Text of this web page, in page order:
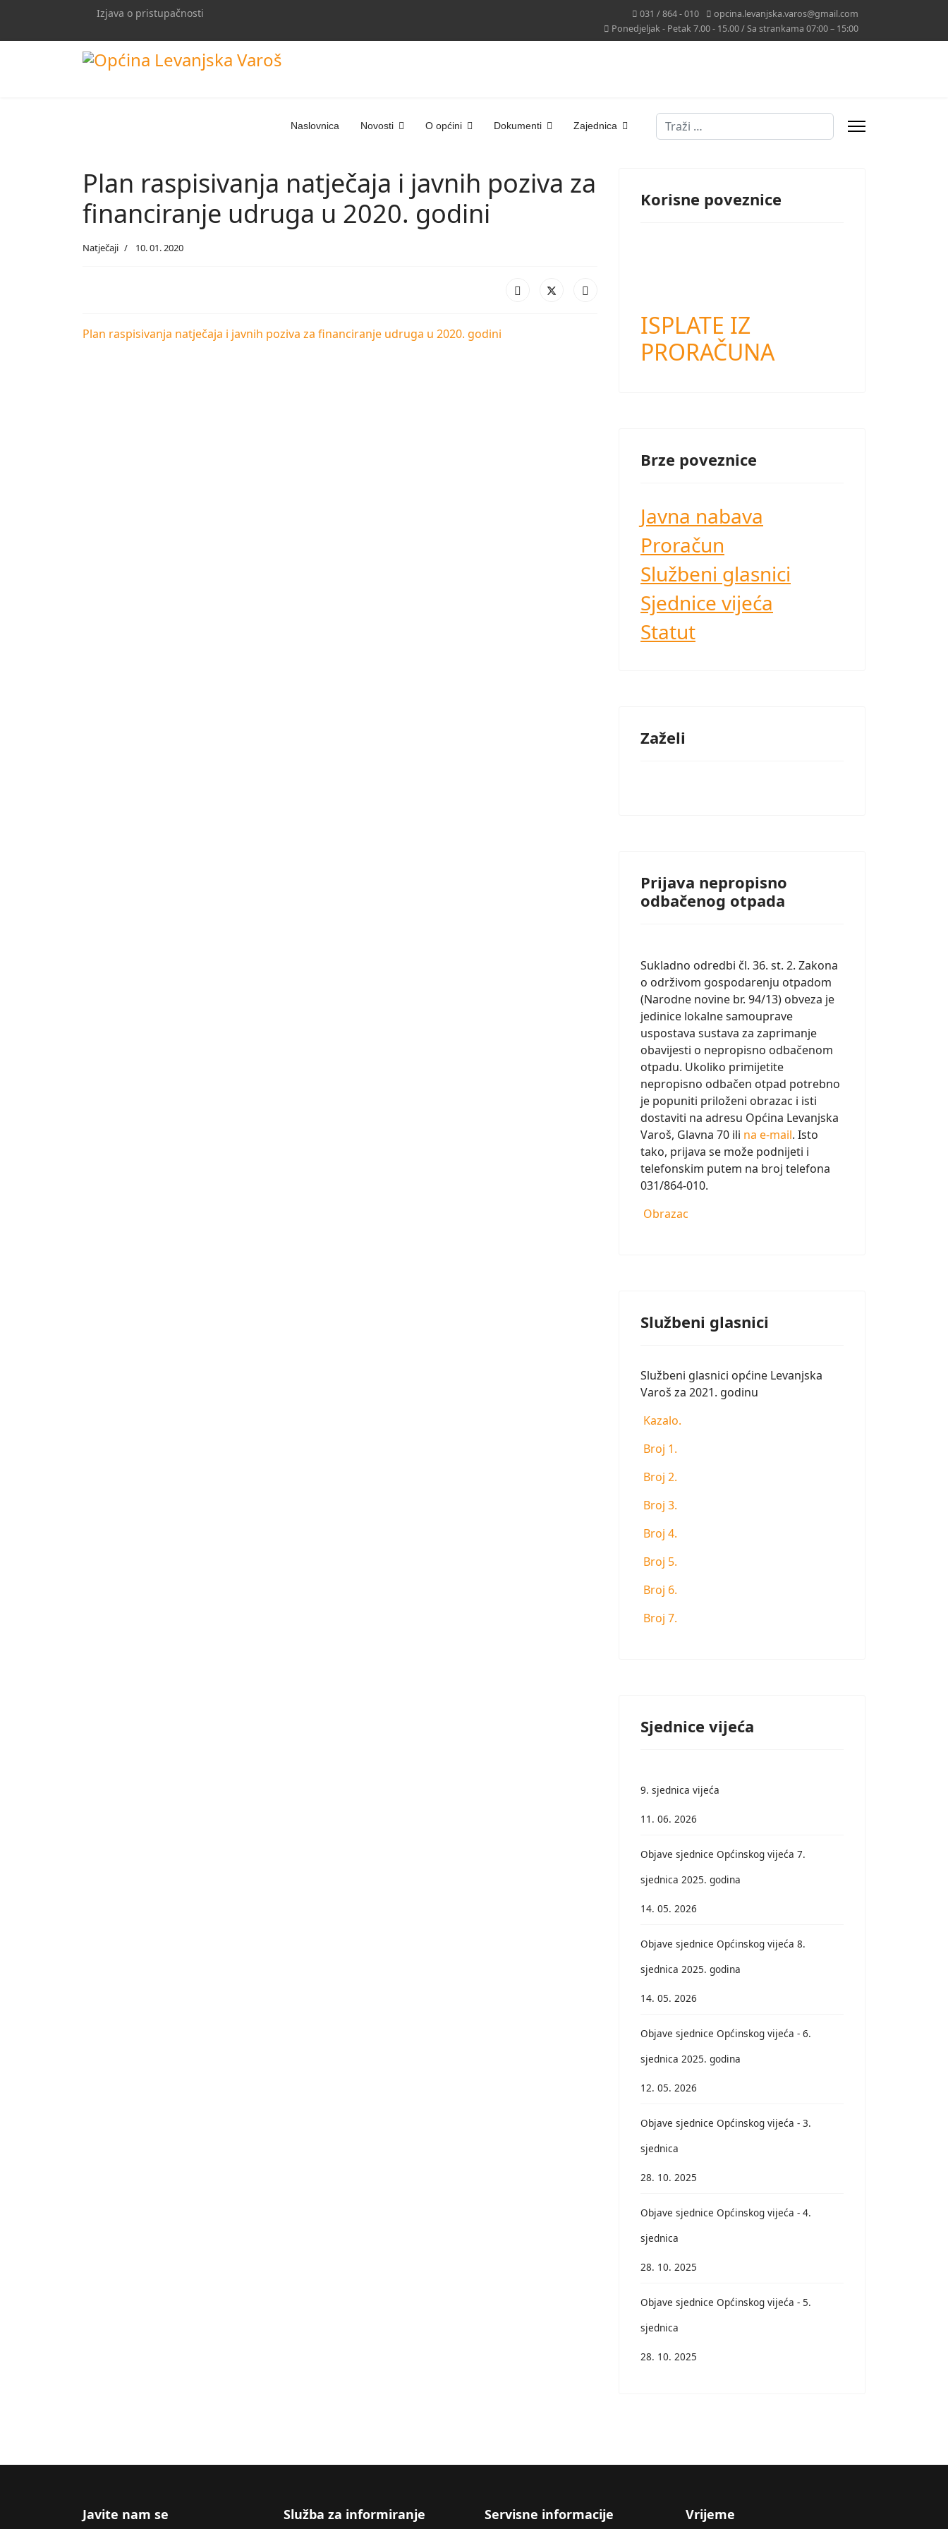
Izjava o pristupačnosti 031 / 864 - 010
opcina.levanjska.varos@gmail.com
Ponedjeljak - Petak 7.00 - 15.00 / Sa strankama 07:00 – 15:00
Naslovnica Novosti O općini Dokumenti Zajednica Traži
Plan raspisivanja natječaja i javnih poziva za
financiranje udruga u 2020. godini
Natječaji 10. 01. 2020
Plan raspisivanja natječaja i javnih poziva za financiranje udruga u 2020. godini
Korisne poveznice
ISPLATE IZ
PRORAČUNA
Brze poveznice
Javna nabava
Proračun
Službeni glasnici
Sjednice vijeća
Statut
Zaželi
Prijava nepropisno
odbačenog otpada
Sukladno odredbi čl. 36. st. 2. Zakona
o održivom gospodarenju otpadom
(Narodne novine br. 94/13) obveza je
jedinice lokalne samouprave
uspostava sustava za zaprimanje
obavijesti o nepropisno odbačenom
otpadu. Ukoliko primijetite
nepropisno odbačen otpad potrebno
je popuniti priloženi obrazac i isti
dostaviti na adresu Općina Levanjska
Varoš, Glavna 70 ili na e-mail. Isto
tako, prijava se može podnijeti i
telefonskim putem na broj telefona
031/864-010.
Obrazac
Službeni glasnici
Službeni glasnici općine Levanjska
Varoš za 2021. godinu
Kazalo.
Broj 1.
Broj 2.
Broj 3.
Broj 4.
Broj 5.
Broj 6.
Broj 7.
Sjednice vijeća
9. sjednica vijeća
11. 06. 2026
Objave sjednice Općinskog vijeća 7.
sjednica 2025. godina
14. 05. 2026
Objave sjednice Općinskog vijeća 8.
sjednica 2025. godina
14. 05. 2026
Objave sjednice Općinskog vijeća - 6.
sjednica 2025. godina
12. 05. 2026
Objave sjednice Općinskog vijeća - 3.
sjednica
28. 10. 2025
Objave sjednice Općinskog vijeća - 4.
sjednica
28. 10. 2025
Objave sjednice Općinskog vijeća - 5.
sjednica
28. 10. 2025
Javite nam se Služba za informiranje Servisne informacije Vrijeme